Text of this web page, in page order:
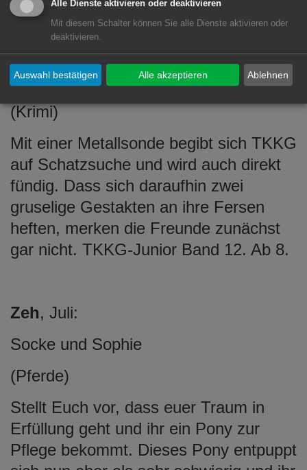
TKKG Junior – Der verborgene
Schatz
(Krimi)
Mit einer Metallsonde begibt sich TKKG
auf Schatzsuche und wird auch direkt
fündig. Dass sich daraufhin zwei
gruselige Gestakten an ihre Fersen
heften, merken die Freunde zunächst
gar nicht. TKKG-Junior Band 12. Ab 8.
Zeh, Juli:
Socke und Sophie
(Pferde)
Stellt Euch vor, dass euer Traum in
Erfüllung geht und ihr ein Pony zur
Pflege bekommt. Dieses Pony entpuppt
Alle Dienste aktivieren oder deaktivieren
Mit diesem Schalter können Sie alle Dienste aktivieren oder
deaktivieren.
Ablehnen
Auswahl bestätigen Alle akzeptieren